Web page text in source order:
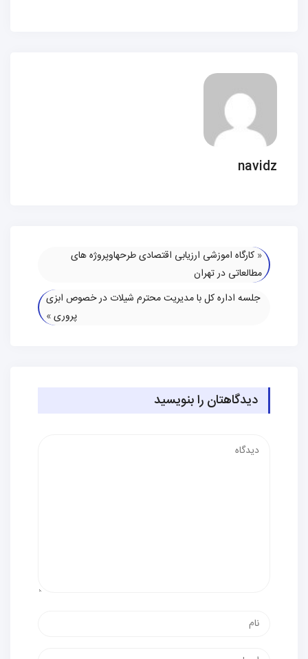
navidz
« کارگاه اموزشی ارزیابی اقتصادی طرحهاوپروژه های
مطالعاتی در تهران
جلسه اداره کل با مدیریت محترم شیلات در خصوص ابزی
پروری»
دیدگاهتان را بنویسید